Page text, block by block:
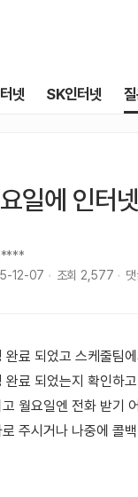
넷 SK인터넷
일에 인터
****
12-07
조회 2,577
완료 되었고 스케줄팀
완료 되었는지 확인하
월요일엔 전화 받기
주시거나 나중에 콜